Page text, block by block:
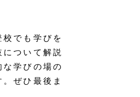
でも学びを
ついて解説
な学びの場の
ぜひ最後ま